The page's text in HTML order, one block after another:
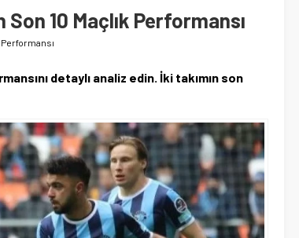
10 Maçlık Performansı
detaylı analiz edin. İki takımın son